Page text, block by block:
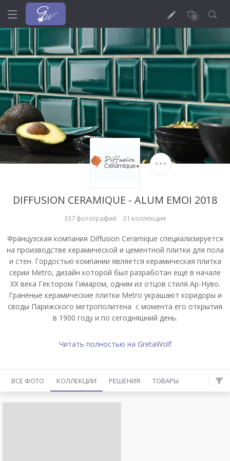
0
DIFFUSION CERAMIQUE - ALUM EMOI 2018
337 фотографий 31 коллекция
Французская компания Diffusion Ceramique специализируется
на производстве керамической и цементной плитки для пола
и стен. Гордостью компании является керамическая плитка
серии Metro, дизайн которой был разработан ещё в начале
ХХ века Гектором Гимаром, одним из отцов стиля Ар-Нуво.
Гранёные керамические плитки Metro украшают коридоры и
своды Парижского метрополитена с момента его открытия
в 1900 году и по сегодняшний день.
Читать полностью на GretaWolf
ВСЕ ФОТО КОЛЛЕКЦИИ РЕШЕНИЯ ТОВАРЫ